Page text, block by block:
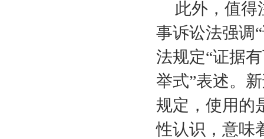
此外，值得
事诉讼法强调
法规定“证据
举式”表述。
规定，使用的
性认识，意味